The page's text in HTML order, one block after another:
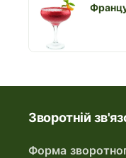
Зворотній
Форма